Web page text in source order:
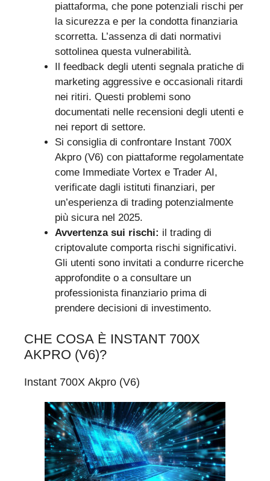
piattaforma, che pone potenziali rischi per
la sicurezza e per la condotta finanziaria
scorretta. L’assenza di dati normativi
sottolinea questa vulnerabilità.
Il feedback degli utenti segnala pratiche di
marketing aggressive e occasionali ritardi
nei ritiri. Questi problemi sono
documentati nelle recensioni degli utenti e
nei report di settore.
Si consiglia di confrontare Instant 700X
Akpro (V6) con piattaforme regolamentate
come Immediate Vortex e Trader AI,
verificate dagli istituti finanziari, per
un’esperienza di trading potenzialmente
più sicura nel 2025.
Avvertenza sui rischi: il trading di
criptovalute comporta rischi significativi.
Gli utenti sono invitati a condurre ricerche
approfondite o a consultare un
professionista finanziario prima di
prendere decisioni di investimento.
CHE COSA È INSTANT 700X
AKPRO (V6)?
Instant 700X Akpro (V6)